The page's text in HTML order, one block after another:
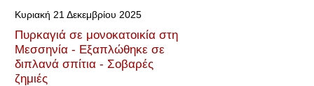
Κυριακή 21 Δεκεμβρίου 2025
Πυρκαγιά σε μονοκατοικία στη
Μεσσηνία - Εξαπλώθηκε σε
διπλανά σπίτια - Σοβαρές
ζημιές